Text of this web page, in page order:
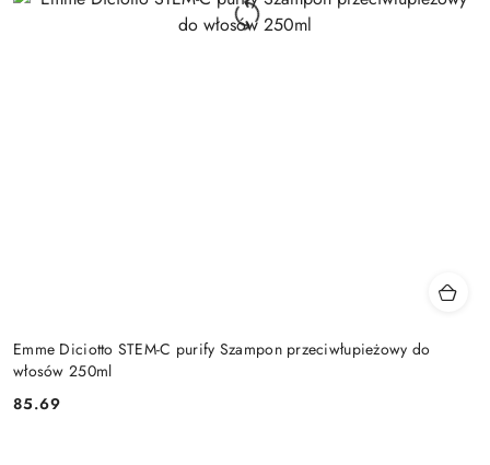
Emme Diciotto STEM-C purify Szampon przeciwłupieżowy do
włosów 250ml
Cena:
85.69